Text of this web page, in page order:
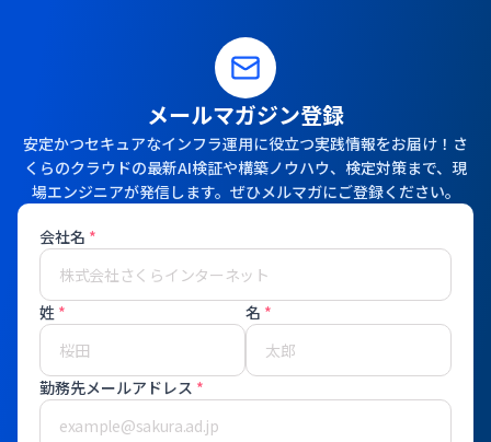
メールマガジン登録
安定かつセキュアなインフラ運用に役立つ実践情報をお届け！さ
くらのクラウドの最新AI検証や構築ノウハウ、検定対策まで、現
場エンジニアが発信します。ぜひメルマガにご登録ください。
会社名 *
姓 * 名 *
勤務先メールアドレス *